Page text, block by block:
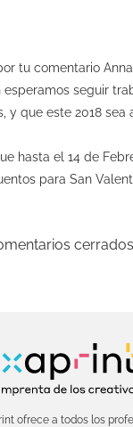
tu comentario
esperamos seguir
y que este 2018 sea
hasta el 14 de
para San
ofrece a todos los